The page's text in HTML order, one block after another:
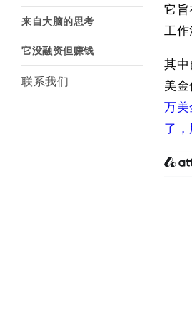
来自大脑的思考
它没融资但赚钱
联系我们
它
工作
其
美
万美
了